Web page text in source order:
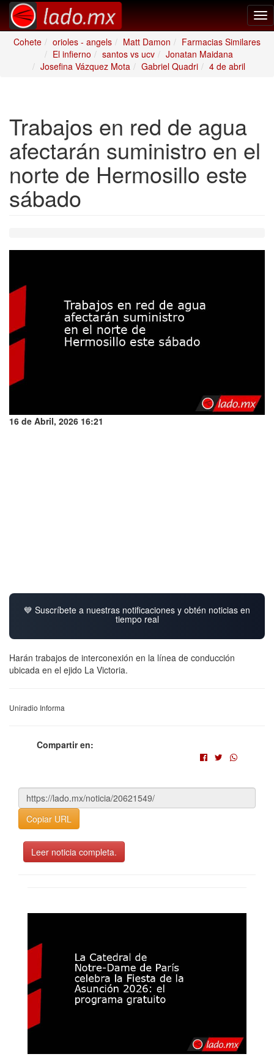
Cohete
orioles - angels Matt Damon
Farmacias Similares
El infierno
santos vs ucv
Jonatan Maidana
Josefina Vázquez Mota
Gabriel Quadri 4 de abril
Trabajos en red de agua
afectarán suministro en el
norte de Hermosillo este
sábado
16 de Abril, 2026 16:21
💙 Suscríbete a nuestras notificaciones y obtén noticias en
tiempo real
Harán trabajos de interconexión en la línea de conducción
ubicada en el ejido La Victoria.
Uniradio Informa
Compartir en:
Copiar URL
Leer noticia completa.